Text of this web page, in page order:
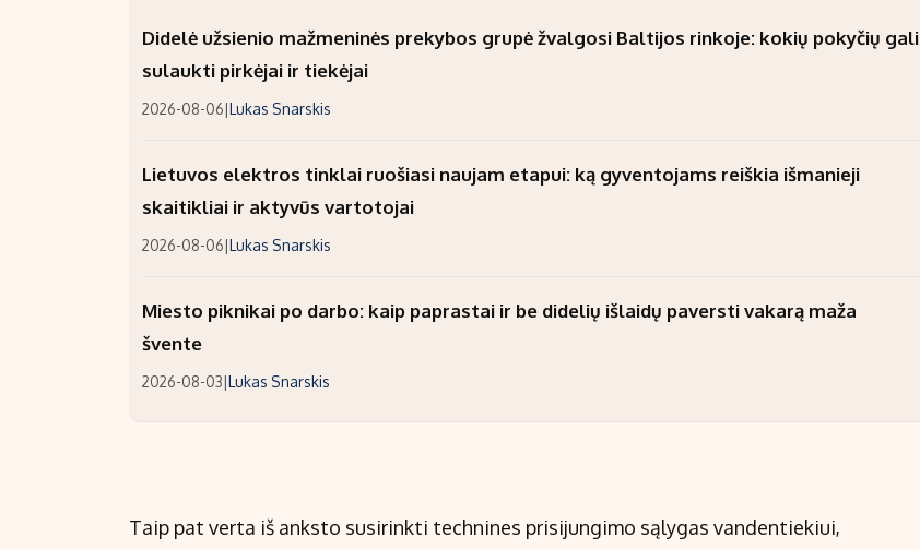
Didelė užsienio mažmeninės prekybos grupė žvalgosi Baltijos rinkoje: kokių pokyčių gali
sulaukti pirkėjai ir tiekėjai
2026-08-06|Lukas Snarskis
Lietuvos elektros tinklai ruošiasi naujam etapui: ką gyventojams reiškia išmanieji
skaitikliai ir aktyvūs vartotojai
2026-08-06|Lukas Snarskis
Miesto piknikai po darbo: kaip paprastai ir be didelių išlaidų paversti vakarą maža
švente
2026-08-03|Lukas Snarskis
Taip pat verta iš anksto susirinkti technines prisijungimo sąlygas vandentiekiui,